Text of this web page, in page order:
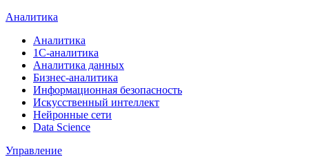
Аналитика
Аналитика
1С-аналитика
Аналитика данных
Бизнес-аналитика
Информационная безопасность
Искусственный интеллект
Нейронные сети
Data Science
Управление